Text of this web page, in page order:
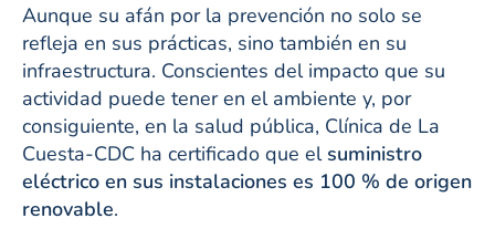
Aunque su afán por la prevención no solo se
refleja en sus prácticas, sino también en su
infraestructura. Conscientes del impacto que su
actividad puede tener en el ambiente y, por
consiguiente, en la salud pública, Clínica de La
Cuesta-CDC ha certificado que elsuministro
eléctrico en sus instalaciones es 100 % de origen
renovable.